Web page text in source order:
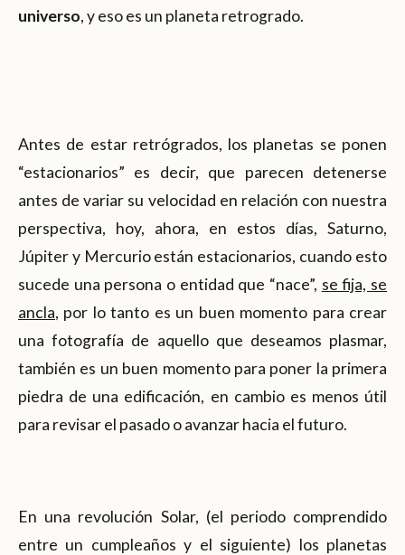
universo, y eso es un planeta retrogrado.
Antes de estar retrógrados, los planetas se ponen
“estacionarios” es decir, que parecen detenerse
antes de variar su velocidad en relación con nuestra
perspectiva, hoy, ahora, en estos días, Saturno,
Júpiter y Mercurio están estacionarios, cuando esto
sucede una persona o entidad que “nace”, se fija, se
ancla, por lo tanto es un buen momento para crear
una fotografía de aquello que deseamos plasmar,
también es un buen momento para poner la primera
piedra de una edificación, en cambio es menos útil
para revisar el pasado o avanzar hacia el futuro.
En una revolución Solar, (el periodo comprendido
entre un cumpleaños y el siguiente) los planetas